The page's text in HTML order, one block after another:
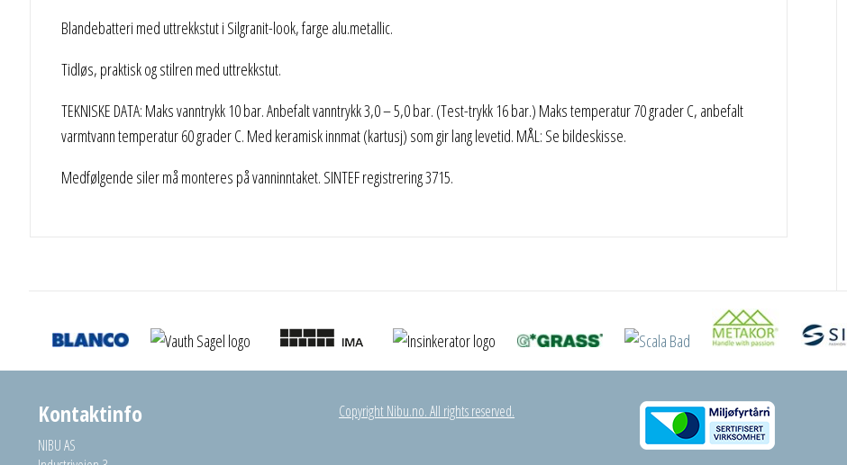
Blandebatteri med uttrekkstut i Silgranit-look, farge alu.metallic.
Tidløs, praktisk og stilren med uttrekkstut.
TEKNISKE DATA: Maks vanntrykk 10 bar. Anbefalt vanntrykk 3,0 – 5,0 bar. (Test-trykk 16 bar.) Maks temperatur 70 grader C, anbefalt
varmtvann temperatur 60 grader C. Med keramisk innmat (kartusj) som gir lang levetid. MÅL: Se bildeskisse.
Medfølgende siler må monteres på vanninntaket. SINTEF registrering 3715.
Kontaktinfo
NIBU AS
Copyright Nibu.no. All rights reserved.